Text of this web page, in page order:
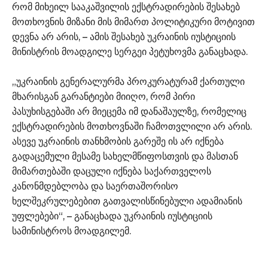
რომ მიხეილ სააკაშვილის ექსტრადირების შესახებ
მოთხოვნის მიზანი მის მიმართ პოლიტიკური მოტივით
დევნა არ არის, – ამის შესახებ უკრაინის იუსტიციის
მინისტრის მოადგილე სერგეი პეტუხოვმა განაცხადა.
„უკრაინის გენერალურმა პროკურატურამ ქართული
მხარისგან გარანტიები მიიღო, რომ პირი
პასუხისგებაში არ მიეცემა იმ დანაშაულზე, რომელიც
ექსტრადირების მოთხოვნაში ჩამოთვლილი არ არის.
ასევე უკრაინის თანხმობის გარეშე ის არ იქნება
გადაცემული მესამე სახელმწიფოსთვის და მასთან
მიმართებაში დაცული იქნება საქართველოს
კანონმდებლობა და საერთაშორისო
ხელშეკრულებებით გათვალისწინებული ადამიანის
უფლებები“, – განაცხადა უკრაინის იუსტიციის
სამინისტროს მოადგილემ.